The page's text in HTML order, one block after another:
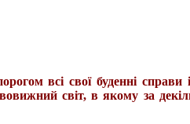
всі свої буденні справи
світ, в якому за